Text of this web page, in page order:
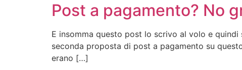
Post a pagamento? No
E insomma questo post lo scrivo al volo e
seconda proposta di post a pagamento su
erano […]